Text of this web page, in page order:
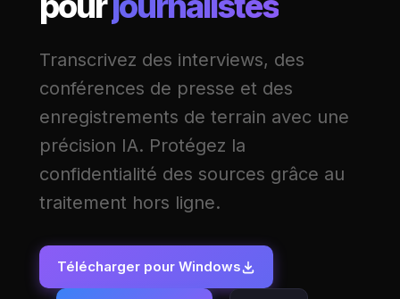
Transcrivez des interviews, des
conférences de presse et des
enregistrements de terrain avec une
précision IA. Protégez la
confidentialité des sources grâce au
traitement hors ligne.
Télécharger pour Windows